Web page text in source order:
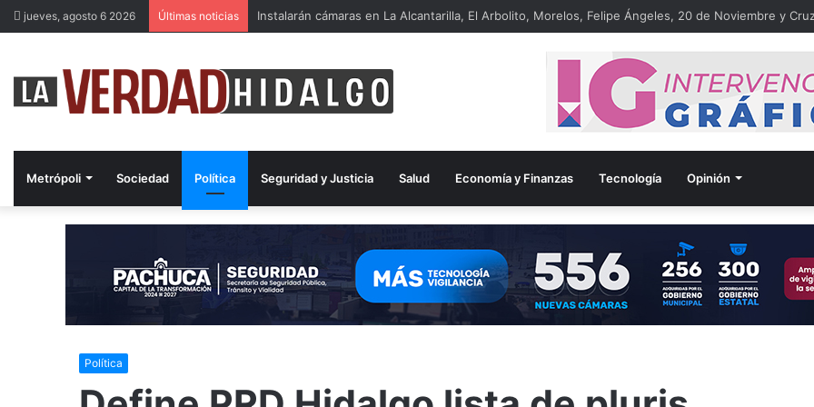
jueves, agosto 6 2026 Últimas noticias Instalarán cámaras en La Alcantarilla, El Arbolito, Morelos, Felipe Ángeles, 20 de Noviembre y
Metrópoli Sociedad Política Seguridad y Justicia Salud Economía y Finanzas Tecnología Opinión
Política